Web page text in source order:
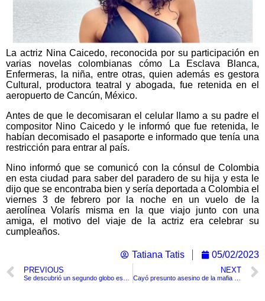
La actriz Nina Caicedo, reconocida por su participación en
varias novelas colombianas cómo La Esclava Blanca,
Enfermeras, la niña, entre otras, quien además es gestora
Cultural, productora teatral y abogada, fue retenida en el
aeropuerto de Cancún, México.
Antes de que le decomisaran el celular llamo a su padre el
compositor Nino Caicedo y le informó que fue retenida, le
habían decomisado el pasaporte e informado que tenía una
restricción para entrar al país.
Nino informó que se comunicó con la cónsul de Colombia
en esta ciudad para saber del paradero de su hija y esta le
dijo que se encontraba bien y sería deportada a Colombia el
viernes 3 de febrero por la noche en un vuelo de la
aerolínea Volarís misma en la que viajo junto con una
amiga, el motivo del viaje de la actriz era celebrar su
cumpleaños.
Tatiana Tatis 05/02/2023
PREVIOUS NEXT